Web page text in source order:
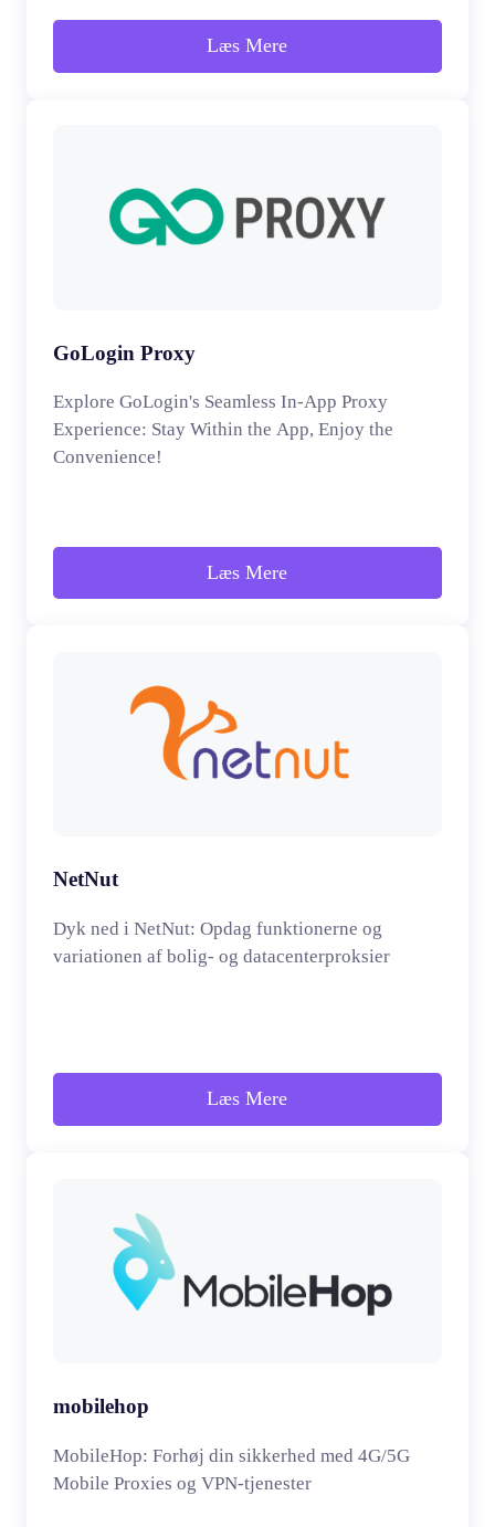
Læs Mere
GoLogin Proxy
Explore GoLogin's Seamless In-App Proxy
Experience: Stay Within the App, Enjoy the
Convenience!
Læs Mere
NetNut
Dyk ned i NetNut: Opdag funktionerne og
variationen af bolig- og datacenterproksier
Læs Mere
mobilehop
MobileHop: Forhøj din sikkerhed med 4G/5G
Mobile Proxies og VPN-tjenester